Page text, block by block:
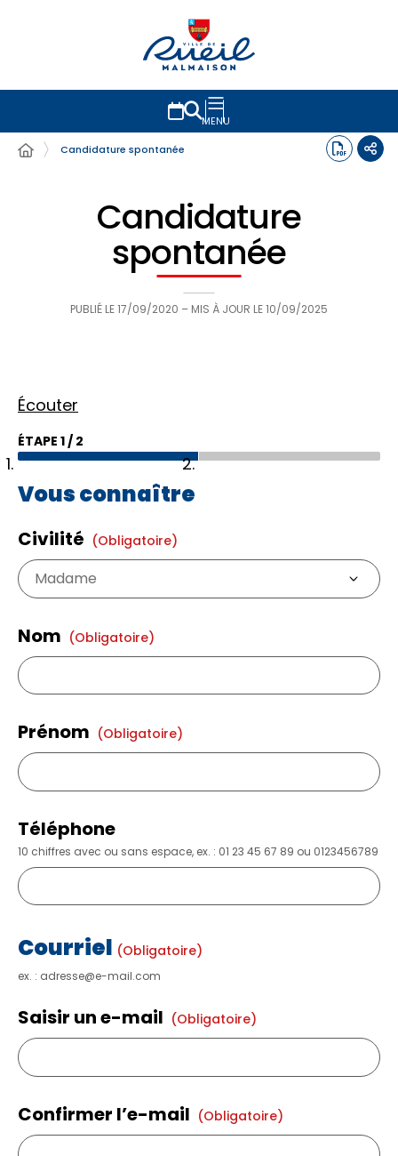
MENU
Candidature spontanée
Candidature
spontanée
PUBLIÉ LE17/09/2020 – MIS À JOUR LE10/09/2025
Écouter
ÉTAPE 1/ 2
Vous connaître
Civilité (obligatoire)
Nom (obligatoire)
Prénom (obligatoire)
Téléphone
10 chiffres avec ou sans espace, ex. : 01 23 45 67 89 ou 0123456789
Courriel (obligatoire)
ex. : adresse@e-mail.com
Saisir un e-mail (obligatoire)
Confirmer l’e-mail (obligatoire)